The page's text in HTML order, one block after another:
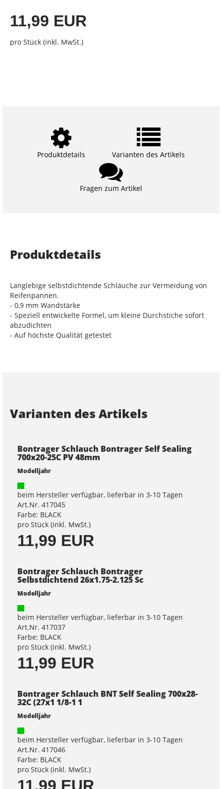
11,99 EUR
pro Stück (inkl. MwSt.)
Produktdetails Varianten des Artikels
Fragen zum Artikel
Produktdetails
Langlebige selbstdichtende Schläuche zur Vermeidung von
Reifenpannen.
- 0,9 mm Wandstärke
- Speziell entwickelte Formel, um kleine Durchstiche sofort
abzudichten
- Auf höchste Qualität getestet
Varianten des Artikels
Bontrager Schlauch Bontrager Self Sealing
700x20-25C PV 48mm
Modelljahr
beim Hersteller verfügbar, lieferbar in 3-10 Tagen
Art.Nr. 417045
Farbe: BLACK
pro Stück (inkl. MwSt.)
11,99 EUR
Bontrager Schlauch Bontrager
Selbstdichtend 26x1.75-2.125 Sc
Modelljahr
beim Hersteller verfügbar, lieferbar in 3-10 Tagen
Art.Nr. 417037
Farbe: BLACK
pro Stück (inkl. MwSt.)
11,99 EUR
Bontrager Schlauch BNT Self Sealing 700x28-
32C (27x1 1/8-1 1
Modelljahr
beim Hersteller verfügbar, lieferbar in 3-10 Tagen
Art.Nr. 417046
Farbe: BLACK
pro Stück (inkl. MwSt.)